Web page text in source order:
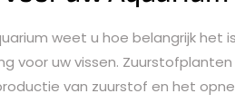
weet u hoe belangrijk het
voor uw vissen.
van zuurstof en het